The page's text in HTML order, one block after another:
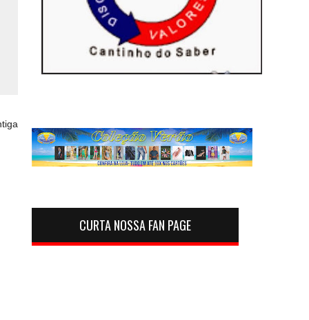
CURTA NOSSA FAN PAGE